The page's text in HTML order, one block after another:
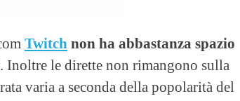
Twitch non ha abbastanza spazio
. Inoltre le dirette non rimangono sulla
varia a seconda della popolarità del